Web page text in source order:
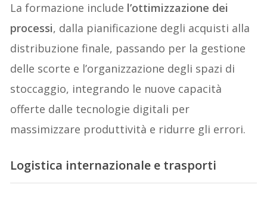
La formazione include l’ottimizzazione dei
processi, dalla pianificazione degli acquisti alla
distribuzione finale, passando per la gestione
delle scorte e l’organizzazione degli spazi di
stoccaggio, integrando le nuove capacità
offerte dalle tecnologie digitali per
massimizzare produttività e ridurre gli errori.
Logistica internazionale e trasporti